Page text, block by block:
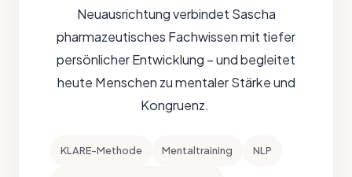
Neuausrichtung verbindet Sascha
pharmazeutisches Fachwissen mit tiefer
persönlicher Entwicklung – und begleitet
heute Menschen zu mentaler Stärke und
Kongruenz.
KLARE-Methode Mentaltraining NLP